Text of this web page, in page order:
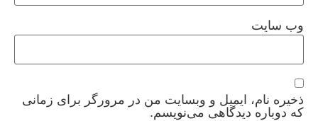
وب‌ سایت
ذخیره نام، ایمیل و وبسایت من در مرورگر برای زمانی
که دوباره دیدگاهی می‌نویسم.